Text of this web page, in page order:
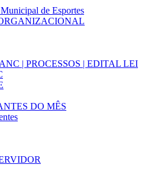
de Esportes
| PROCESSOS | EDITAL LEI
DO MÊS